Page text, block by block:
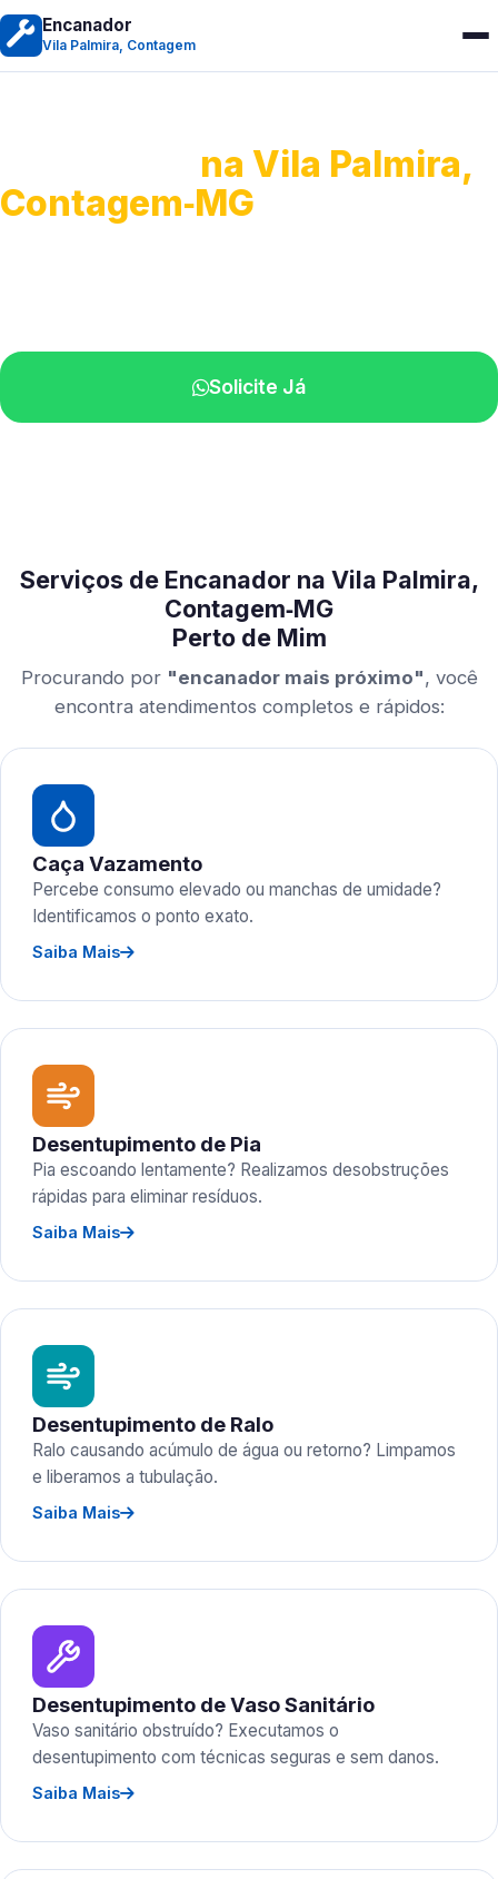
Encanador
Vila Palmira, Contagem
na Vila Palmira,
Contagem‑MG
Solicite Já
Serviços de Encanador na Vila Palmira,
Contagem‑MG
Perto de Mim
Procurando por "encanador mais próximo", você
encontra atendimentos completos e rápidos:
Caça Vazamento
Percebe consumo elevado ou manchas de umidade?
Identificamos o ponto exato.
Saiba Mais
Desentupimento de Pia
Pia escoando lentamente? Realizamos desobstruções
rápidas para eliminar resíduos.
Saiba Mais
Desentupimento de Ralo
Ralo causando acúmulo de água ou retorno? Limpamos
e liberamos a tubulação.
Saiba Mais
Desentupimento de Vaso Sanitário
Vaso sanitário obstruído? Executamos o
desentupimento com técnicas seguras e sem danos.
Saiba Mais